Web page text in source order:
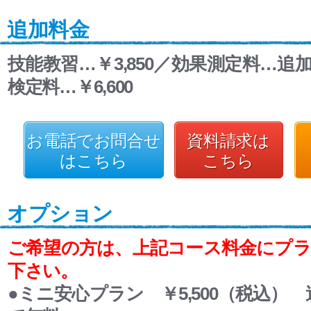
追加料金
技能教習…￥3,850／効果測定料…追
検定料…￥6,600
お電話でお問合せ
はこちら
資料請求は
こちら
オプション
ご希望の方は、上記コース料金にプ
下さい。
●ミニ安心プラン ￥5,500（税込）